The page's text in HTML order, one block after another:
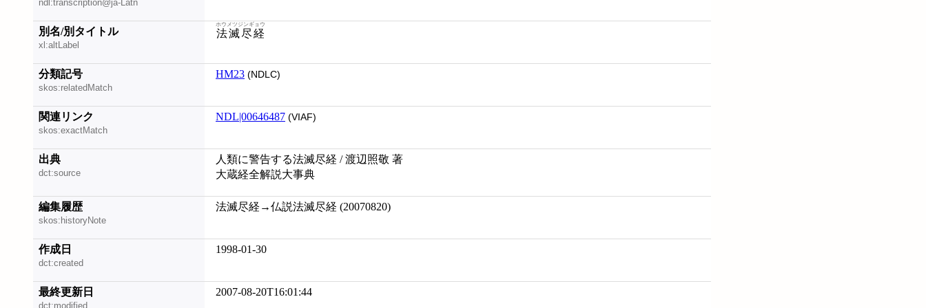
ndl:transcription@ja-Latn
別名/別タイトル
xl:altLabel
法滅尽経
ホウメツジンギョウ
分類記号
skos:relatedMatch
HM23 (NDLC)
関連リンク
skos:exactMatch
NDL|00646487 (VIAF)
出典
dct:source
人類に警告する法滅尽経 / 渡辺照敬 著
大蔵経全解説大事典
編集履歴
skos:historyNote
法滅尽経→仏説法滅尽経 (20070820)
作成日
dct:created
1998-01-30
最終更新日
dct:modified
2007-08-20T16:01:44